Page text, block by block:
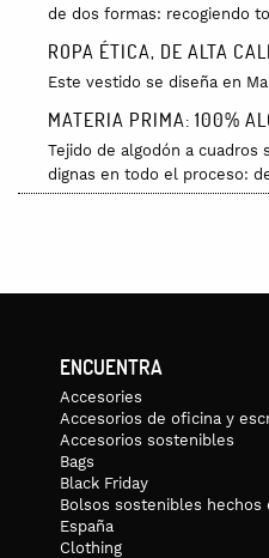
de dos formas: recogiendo
ROPA ÉTICA, DE ALTA
Este vestido se diseña en
MATERIA PRIMA: 100%
Tejido de algodón a cuadros
dignas en todo el proceso:
ENCUENTRA
Accesories
Accesorios de oficina y
Accesorios sostenibles
Bags
Black Friday
Bolsos sostenibles hechos
España
Clothing